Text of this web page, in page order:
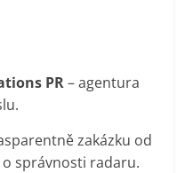
PR– agentura
zakázku od
správnosti radaru.